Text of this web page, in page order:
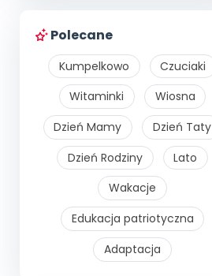
Polecane
Kumpelkowo
Czuciaki
Witaminki
Wiosna
Dzień Mamy
Dzień Taty
Dzień Rodziny
Lato
Wakacje
Edukacja patriotyczna
Adaptacja